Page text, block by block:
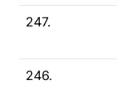
247.
246.